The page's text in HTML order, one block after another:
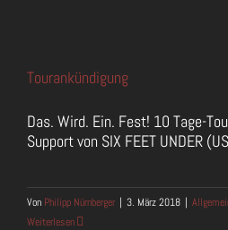
Tourankündigung
Das. Wird. Ein. Fest! 10 Tage-
Support von SIX FEET UNDER
Von Philipp Nürnberger | 3. März 2018 |
Weiterlesen